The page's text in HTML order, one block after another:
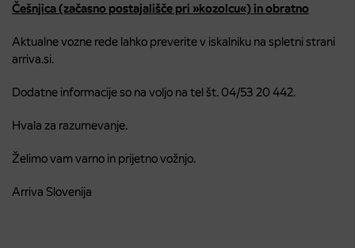
Češnjica (začasno postajališče pri »kozolcu«) in obratno
Aktualne vozne rede lahko preverite v iskalniku na spletni strani
arriva.si.
Dodatne informacije so na voljo na tel št. 04/53 20 442.
Hvala za razumevanje.
Želimo vam varno in prijetno vožnjo.
Arriva Slovenija